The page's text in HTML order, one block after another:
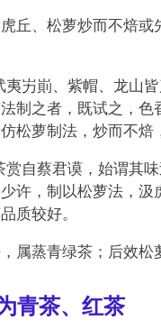
丘、松萝炒而不焙
夷屴崱、紫帽、龙山
制之者，既试之，色
松萝制法，炒而不焙
赏自蔡君谟，始谓其
许，制以松萝法，
质较好。
属蒸青绿茶；后效松
青茶、红茶